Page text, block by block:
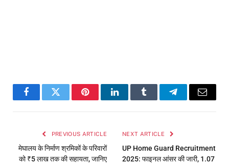
FacebookTwitter PinterestLinkedInTumblr TelegramEmail
PREVIOUS ARTICLE
मेघालय के निर्माण श्रमिकों के परिवारों
को ₹5 लाख तक की सहायता, जानिए
NEXT ARTICLE
UP Home Guard Recruitment
2025: फाइनल आंसर की जारी, 1.07